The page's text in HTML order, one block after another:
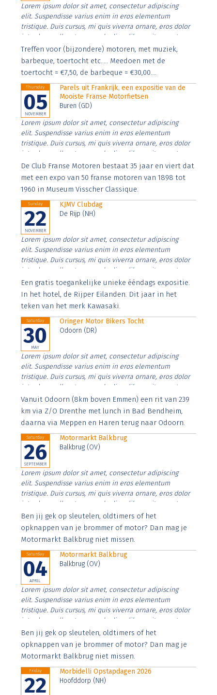
Lorem ipsum dolor sit amet, consectetur adipiscing
elit. Suspendisse varius enim in eros elementum
tristique. Duis cursus, mi quis viverra ornare, eros dolor
interdum nulla, ut commodo diam libero vitae erat.
Aenean faucibus nibh et justo cursus id rutrum lorem
imperdiet. Nunc ut sem vitae risus tristique posuere.
Treffen voor (bijzondere) motoren, met muziek,
barbeque, toertocht etc..... Meedoen met de
toertocht = €7,50, de barbeque = €30,00....
Thursday
05
NOVEMBER
Parels uit Frankrijk, een expositie van de
Mooiste Franse Motorfietsen
Buren (GD)
Lorem ipsum dolor sit amet, consectetur adipiscing
elit. Suspendisse varius enim in eros elementum
tristique. Duis cursus, mi quis viverra ornare, eros dolor
interdum nulla, ut commodo diam libero vitae erat.
Aenean faucibus nibh et justo cursus id rutrum lorem
imperdiet. Nunc ut sem vitae risus tristique posuere.
De Club Franse Motoren bestaat 35 jaar en viert dat
met een expo van 50 franse motoren van 1898 tot
1960 in Museum Visscher Classique.
Sunday
22
NOVEMBER
KJMV Clubdag
De Rijp (NH)
Lorem ipsum dolor sit amet, consectetur adipiscing
elit. Suspendisse varius enim in eros elementum
tristique. Duis cursus, mi quis viverra ornare, eros dolor
interdum nulla, ut commodo diam libero vitae erat.
Aenean faucibus nibh et justo cursus id rutrum lorem
imperdiet. Nunc ut sem vitae risus tristique posuere.
Een gratis toegankelijke unieke ééndags expositie.
In het hotel, de Rijper Eilanden. Dit jaar in het
teken van het merk Kawasaki.
Saturday
30
MAY
Oringer Motor Bikers Tocht
Odoorn (DR)
Lorem ipsum dolor sit amet, consectetur adipiscing
elit. Suspendisse varius enim in eros elementum
tristique. Duis cursus, mi quis viverra ornare, eros dolor
interdum nulla, ut commodo diam libero vitae erat.
Aenean faucibus nibh et justo cursus id rutrum lorem
imperdiet. Nunc ut sem vitae risus tristique posuere.
Vanuit Odoorn (8km boven Emmen) een rit van 239
km via Z/O Drenthe met lunch in Bad Bendheim,
daarna via Meppen en Haren terug naar Odoorn.
Saturday
26
SEPTEMBER
Motormarkt Balkbrug
Balkbrug (OV)
Lorem ipsum dolor sit amet, consectetur adipiscing
elit. Suspendisse varius enim in eros elementum
tristique. Duis cursus, mi quis viverra ornare, eros dolor
interdum nulla, ut commodo diam libero vitae erat.
Aenean faucibus nibh et justo cursus id rutrum lorem
imperdiet. Nunc ut sem vitae risus tristique posuere.
Ben jij gek op sleutelen, oldtimers of het
opknappen van je brommer of motor? Dan mag je
Motormarkt Balkbrug niet missen.
Saturday
04
APRIL
Motormarkt Balkbrug
Balkbrug (OV)
Lorem ipsum dolor sit amet, consectetur adipiscing
elit. Suspendisse varius enim in eros elementum
tristique. Duis cursus, mi quis viverra ornare, eros dolor
interdum nulla, ut commodo diam libero vitae erat.
Aenean faucibus nibh et justo cursus id rutrum lorem
imperdiet. Nunc ut sem vitae risus tristique posuere.
Ben jij gek op sleutelen, oldtimers of het
opknappen van je brommer of motor? Dan mag je
Motormarkt Balkbrug niet missen.
Friday
22
Morbidelli Opstapdagen 2026
Hoofddorp (NH)